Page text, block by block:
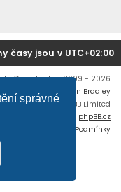
správné
časy jsou v UTC+02:00
© mujtank.cz 2009 - 2026
Flat Style by
Ian Bradley
Software © phpBB Limited
phpBB.cz
Podmínky